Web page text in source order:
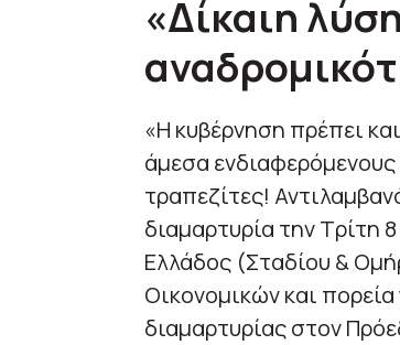
«Δίκαιη
«Η κυβέρνηση πρέπει
άμεσα ενδιαφερόμενους
τραπεζίτες!
διαμαρτυρία την Τρίτη
Ελλάδος (Σταδίου &
Οικονομικών και
διαμαρτυρίας στον